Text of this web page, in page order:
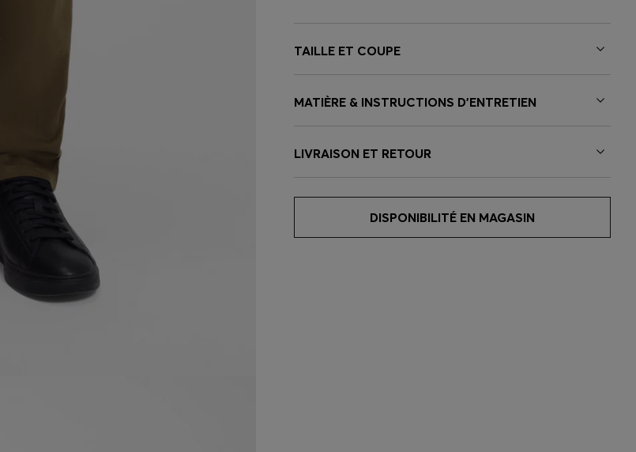
TAILLE ET COUPE
MATIÈRE & INSTRUCTIONS D’ENTRETIEN
LIVRAISON ET RETOUR
DISPONIBILITÉ EN MAGASIN